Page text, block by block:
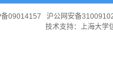
09014157 沪公网安备
技术支持： 上海大学